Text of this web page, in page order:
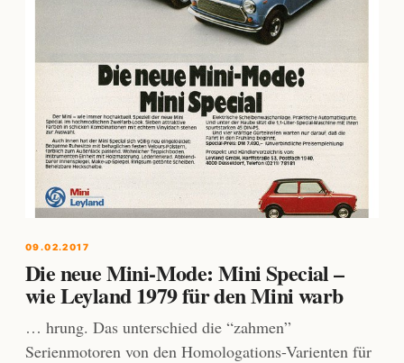
09.02.2017
Die neue Mini-Mode: Mini Special –
wie Leyland 1979 für den Mini warb
… hrung. Das unterschied die “zahmen”
Serienmotoren von den Homologations-Varienten für